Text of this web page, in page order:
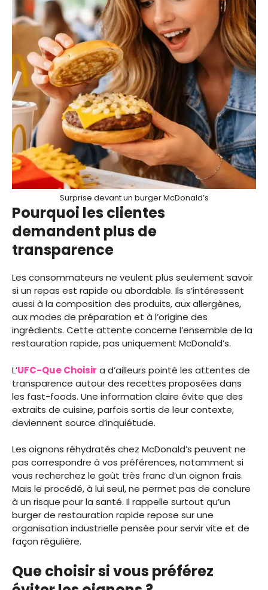
Surprise devant un burger McDonald’s
Pourquoi les clientes
demandent plus de
transparence
Les consommateurs ne veulent plus seulement savoir
si un repas est rapide ou abordable. Ils s’intéressent
aussi à la composition des produits, aux allergènes,
aux modes de préparation et à l’origine des
ingrédients. Cette attente concerne l’ensemble de la
restauration rapide, pas uniquement McDonald’s.
L’UFC-Que Choisir a d’ailleurs pointé les attentes de
transparence autour des recettes proposées dans
les fast-foods. Une information claire évite que des
extraits de cuisine, parfois sortis de leur contexte,
deviennent source d’inquiétude.
Les oignons réhydratés chez McDonald’s peuvent ne
pas correspondre à vos préférences, notamment si
vous recherchez le goût très franc d’un oignon frais.
Mais le procédé, à lui seul, ne permet pas de conclure
à un risque pour la santé. Il rappelle surtout qu’un
burger de restauration rapide repose sur une
organisation industrielle pensée pour servir vite et de
façon régulière.
Que choisir si vous préférez